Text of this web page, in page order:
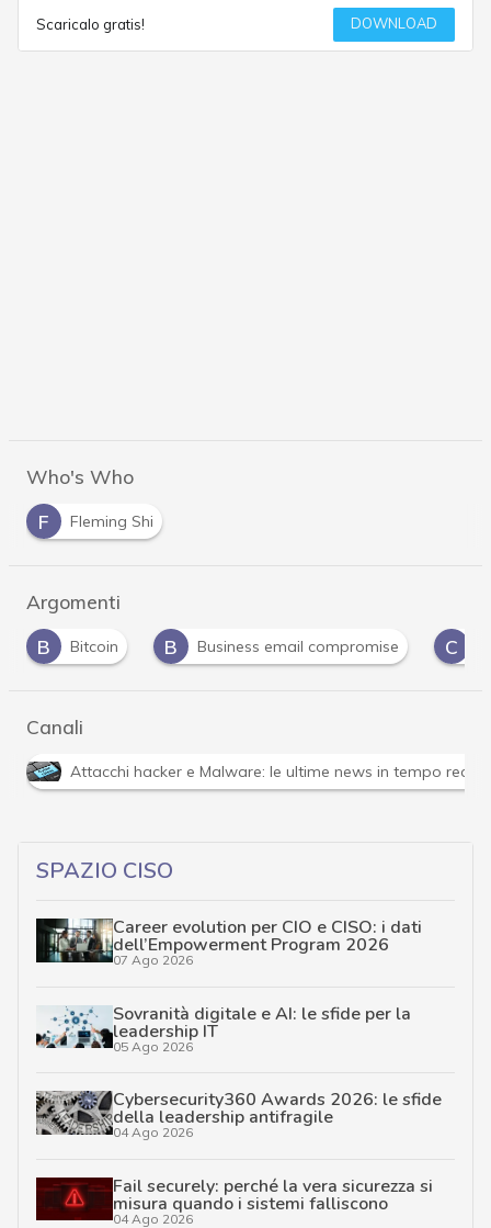
Scaricalo gratis! DOWNLOAD
Who's Who
F
Fleming Shi
Argomenti
B
Bitcoin B Business email compromise C
Canali
Attacchi hacker e Malware: le ultime news in tempo
SPAZIO CISO
Career evolution per CIO e CISO: i dati
dell’Empowerment Program 2026
07 Ago 2026
Sovranità digitale e AI: le sfide per la
leadership IT
05 Ago 2026
Cybersecurity360 Awards 2026: le sfide
della leadership antifragile
04 Ago 2026
Fail securely: perché la vera sicurezza si
misura quando i sistemi falliscono
04 Ago 2026